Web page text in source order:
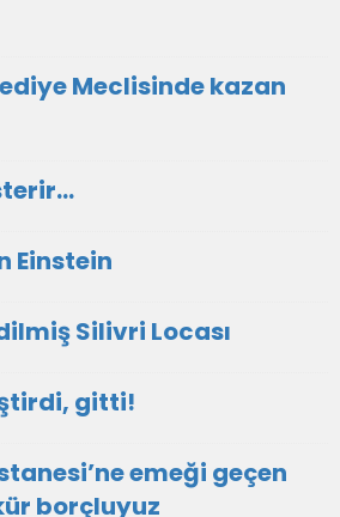
Meclisinde kazan
Einstein
Silivri Locası
gitti!
emeği geçen
borçluyuz